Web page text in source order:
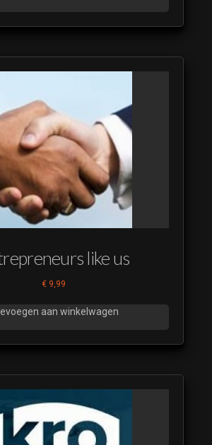
like us
€ 9,99
aan winkelwagen